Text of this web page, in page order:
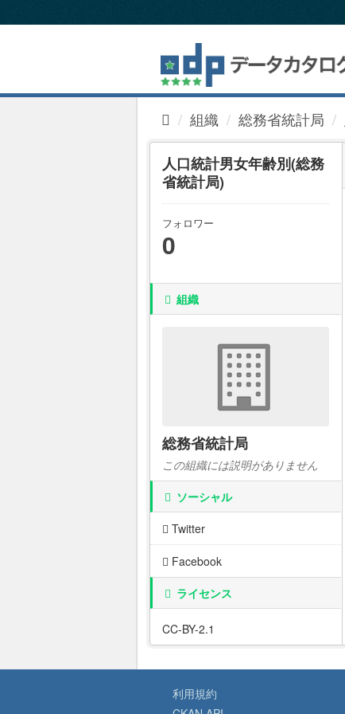
キ
組織 総務省統計局
人口統計男女年齢別(総務
省統計局)
フォロワー
0
組織
総務省統計局
この組織には説明がありません
ソーシャル
Twitter
Facebook
ライセンス
CC-BY-2.1
利用規約